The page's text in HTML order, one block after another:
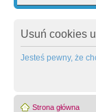
Usuń cookies
Jesteś pewny, że
Strona główna